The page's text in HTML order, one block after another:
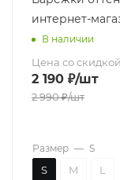
интернет-
В наличии
Цена со скидкой
2 190 ₽/шт
2 990₽/шт
Размер — S
S M L